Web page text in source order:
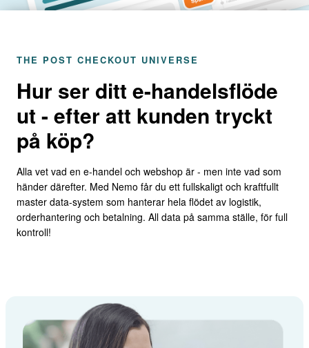
THE POST CHECKOUT UNIVERSE
Hur ser ditt e-handelsflöde
ut - efter att kunden tryckt
på köp?
Alla vet vad en e-handel och webshop är - men inte vad som
händer därefter. Med Nemo får du ett fullskaligt och kraftfullt
master data-system som hanterar hela flödet av logistik,
orderhantering och betalning. All data på samma ställe, för full
kontroll!